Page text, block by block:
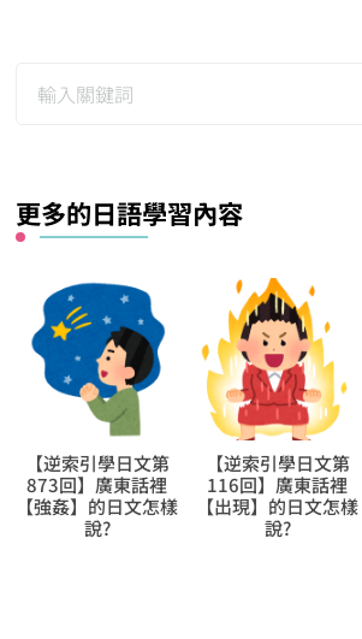
更多的日語學習內容
【逆索引學日文第
116回】廣東話裡
【出現】的日文怎樣
說?
【逆索引學日文第
1075回】廣東話裡
【睇唔起】的日文怎
樣說?